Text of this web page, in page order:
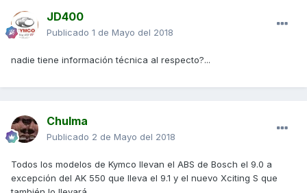
JD400
Publicado 1 de Mayo del 2018
nadie tiene información técnica al respecto?...
Chulma
Publicado 2 de Mayo del 2018
Todos los modelos de Kymco llevan el ABS de Bosch el 9.0 a
excepción del AK 550 que lleva el 9.1 y el nuevo Xciting S que